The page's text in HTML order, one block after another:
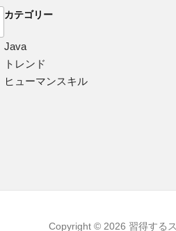
カテゴリー
Java
トレンド
ヒューマンスキル
Copyright © 2026 習得する